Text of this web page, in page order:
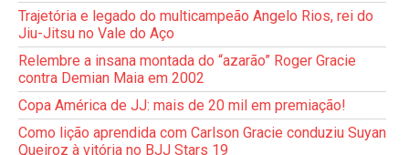
Trajetória e legado do multicampeão Angelo Rios, rei do
Jiu-Jitsu no Vale do Aço
Relembre a insana montada do “azarão” Roger Gracie
contra Demian Maia em 2002
Copa América de JJ: mais de 20 mil em premiação!
Como lição aprendida com Carlson Gracie conduziu Suyan
Queiroz à vitória no BJJ Stars 19